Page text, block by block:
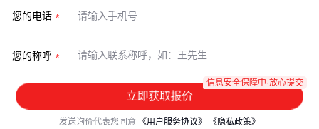
您的电话
您的称呼
立即获取报价
信息安全保障中·放心提交
发送询价代表您同意 《用户服务协议》 《隐私政策》